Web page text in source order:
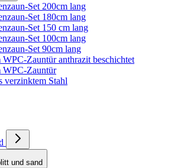
Set 200cm lang
Set 180cm lang
Set 150 cm lang
Set 100cm lang
Set 90cm lang
Zauntür anthrazit beschichtet
Zauntür
verzinktem Stahl
und sand